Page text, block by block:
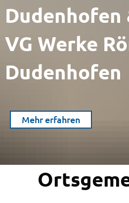
Dudenhofen
VG Werke
Dudenhofen
Mehr erfahren